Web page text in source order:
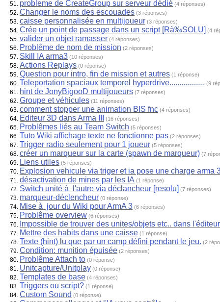
probleme de CreateGroup sur serveur dédié (4 réponses)
Changer le noms des escouades (3 réponses)
caisse personnalisée en multijoueur (3 réponses)
Crée un point de passage dans un script [Rà‰SOLU] (4
valider un objet ramasser (4 réponses)
Problême de nom de mission (2 réponses)
Skill IA arma3 (10 réponses)
Actions Replays (0 réponse)
Question pour intro, fin de mission et autres (1 réponse)
Teleportation spaciaux temporel hyperdrive.................. (9
hint de JonyBigooD multijoueurs (7 réponses)
Groupe et véhicules (11 réponses)
comment stopper une animation BIS fnc (4 réponses)
Editeur 3D dans Arma III (16 réponses)
Problêmes liés au Team Switch (5 réponses)
Tuto Wiki affichage texte ne fonctionne pas (2 réponses)
Trigger radio seulement pour 1 joueur (5 réponses)
créer un marqueur sur la carte (spawn de marqueur) (7
Liens utiles (5 réponses)
Explosion vehicule via triger et ia pose une charge arma
désactivation de mines par les IA (1 réponse)
Switch unité à l'autre via déclancheur [resolu] (7 réponses)
marqueur-déclencheur (0 réponse)
Mise à jour du Wiki pour ArmA 3 (6 réponses)
Problême overview (6 réponses)
Impossible de trouver des unites/objets etc.. dans l'éditeur
Mettre des habits dans une caisse (1 réponse)
Texte (hint) lu que par un camp défini pendant le jeu. (2
Condition: munition épuisée (2 réponses)
Problême Attach to (0 réponse)
Unitcapture/Unitplay (0 réponse)
Templates de base (4 réponses)
Triggers ou script? (1 réponse)
Custom Sound (0 réponse)